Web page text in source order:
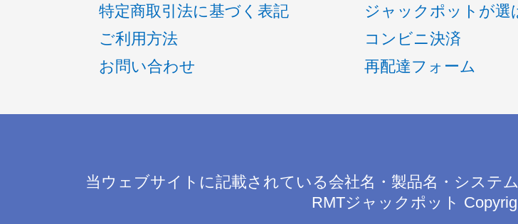
特定商取引法に基づく表記 ジャックポットが選
ご利用方法
コンビニ決済
お問い合わせ
再配達フォーム
当ウェブサイトに記載されている会社名・製品名・システ
RMTジャックポット